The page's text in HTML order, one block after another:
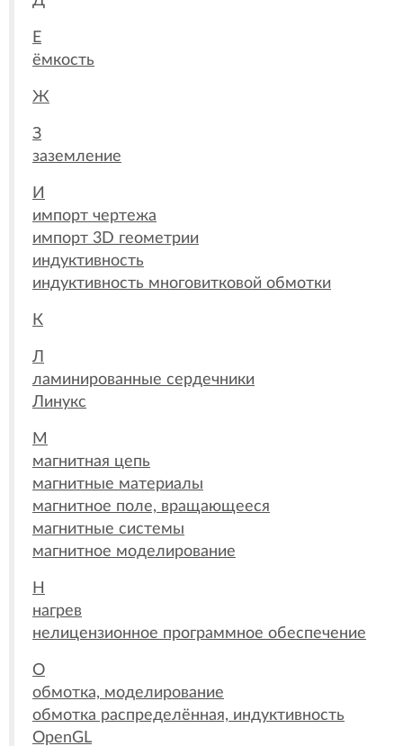
Е
ёмкость
Ж
З
заземление
И
импорт чертежа
импорт 3D геометрии
индуктивность
индуктивность многовитковой обмотки
К
Л
ламинированные сердечники
Линукс
М
магнитная цепь
магнитные материалы
магнитное поле, вращающееся
магнитные системы
магнитное моделирование
Н
нагрев
нелицензионное программное обеспечение
О
обмотка, моделирование
обмотка распределённая, индуктивность
OpenGL